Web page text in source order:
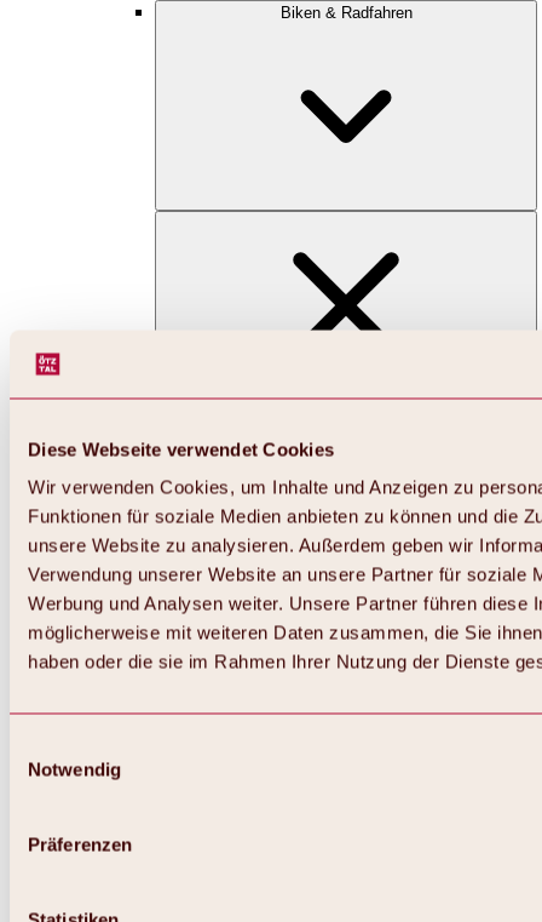
Diese Webseite verwendet Cookies
Wir verwenden Cookies, um Inhalte und Anzeigen zu
Funktionen für soziale Medien anbieten zu können und die
unsere Website zu analysieren. Außerdem geben wir
Verwendung unserer Website an unsere Partner für soziale
Werbung und Analysen weiter. Unsere Partner führen diese
möglicherweise mit weiteren Daten zusammen, die Sie
haben oder die sie im Rahmen Ihrer Nutzung der Dienste
Notwendig
Präferenzen
Biken & Radfahren